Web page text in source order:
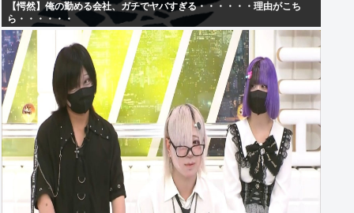
【愕然】俺の勤める会社、ガチでヤバすぎる・・・・・・理由がこち
ら・・・・・・